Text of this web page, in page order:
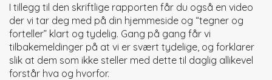
I tillegg til den skriftlige rapporten får du også en video
der vi tar deg med på din hjemmeside og “tegner og
forteller” klart og tydelig. Gang på gang får vi
tilbakemeldinger på at vi er svært tydelige, og forklarer
slik at dem som ikke steller med dette til daglig allikevel
forstår hva og hvorfor.